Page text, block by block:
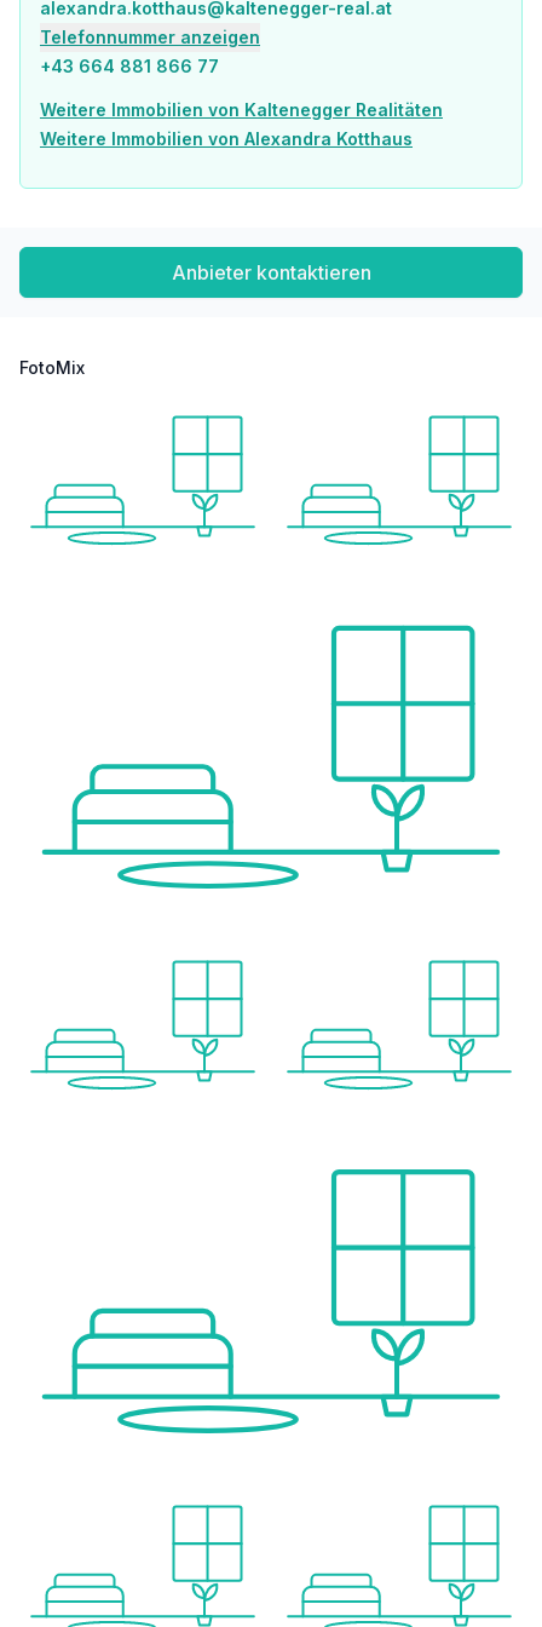
Für Fragen zum Objekt erreichen Sie mich jederzeit telefonisch oder per Mail. Freue mich auf eine Besichtigung mit Ihnen.
alexandra.kotthaus@kaltenegger-real.at
Telefonnummer anzeigen
+43 664 881 866 77
Weitere Immobilien von Kaltenegger Realitäten
Weitere Immobilien von Alexandra Kotthaus
Anbieter kontaktieren
FotoMix